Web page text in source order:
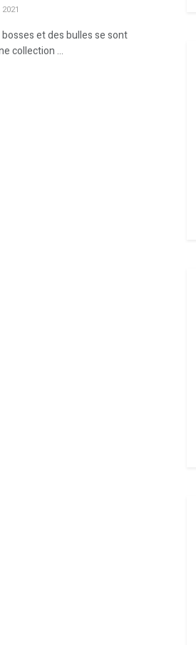
et des bulles se sont
collection ...